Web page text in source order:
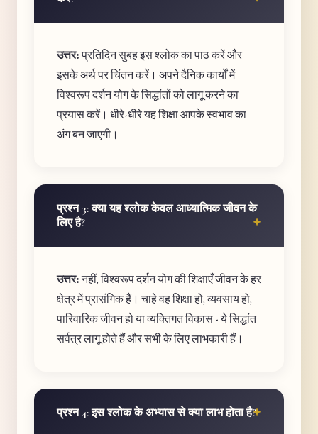
उत्तर:प्रतिदिन सुबह इस श्लोक का पाठ करें और
इसके अर्थ पर चिंतन करें। अपने दैनिक कार्यों में
विश्वरूप दर्शन योग के सिद्धांतों को लागू करने का
प्रयास करें। धीरे-धीरे यह शिक्षा आपके स्वभाव का
अंग बन जाएगी।
प्रश्न 3: क्या यह श्लोक केवल आध्यात्मिक जीवन के
लिए है?
उत्तर:नहीं, विश्वरूप दर्शन योग की शिक्षाएँ जीवन के हर
क्षेत्र में प्रासंगिक हैं। चाहे वह शिक्षा हो, व्यवसाय हो,
पारिवारिक जीवन हो या व्यक्तिगत विकास - ये सिद्धांत
सर्वत्र लागू होते हैं और सभी के लिए लाभकारी हैं।
प्रश्न 4: इस श्लोक के अभ्यास से क्या लाभ होता है?